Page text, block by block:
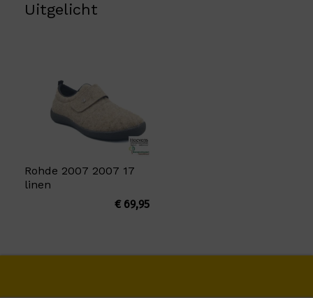
Uitgelicht
Rohde 2007 2007 17
linen
€69,95